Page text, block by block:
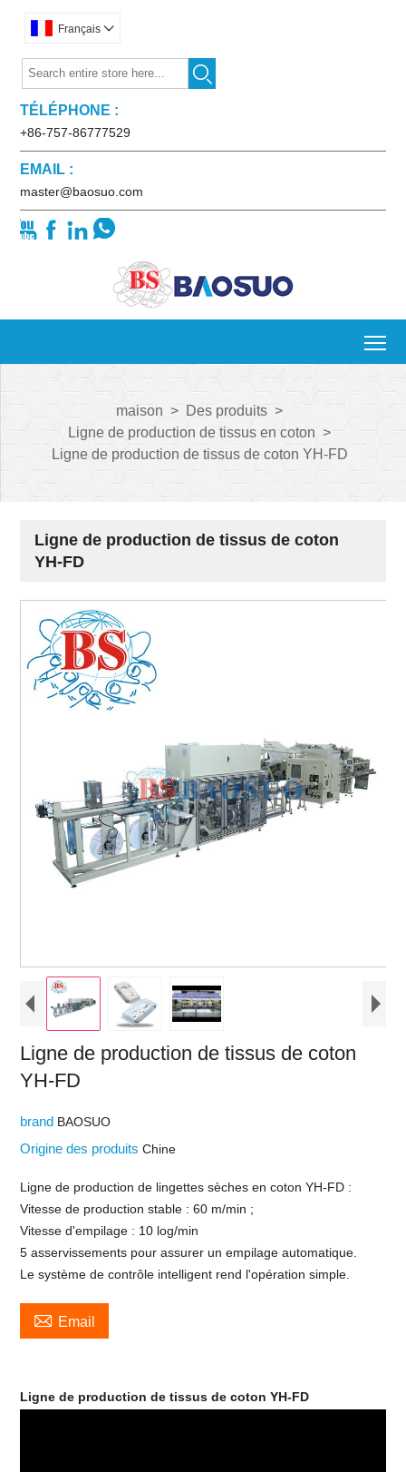
Français 

TÉLÉPHONE :
+86-757-86777529
EMAIL :
master@baosuo.com
   
maison > Des produits >
Ligne de production de tissus en coton >
Ligne de production de tissus de coton YH-FD
Ligne de production de tissus de coton
YH-FD
Ligne de production de tissus de coton
YH-FD
brand BAOSUO
Origine des produitsChine
Ligne de production de lingettes sèches en coton YH-FD :
Vitesse de production stable : 60 m/min ;
Vitesse d'empilage : 10 log/min
5 asservissements pour assurer un empilage automatique.
Le système de contrôle intelligent rend l'opération simple.
 Email
Ligne de production de tissus de coton YH-FD